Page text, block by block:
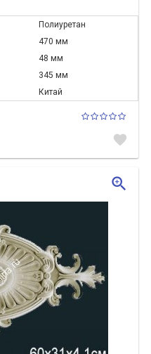
Полиуретан
470 мм
48 мм
345 мм
Китай
favorite
zoom_in